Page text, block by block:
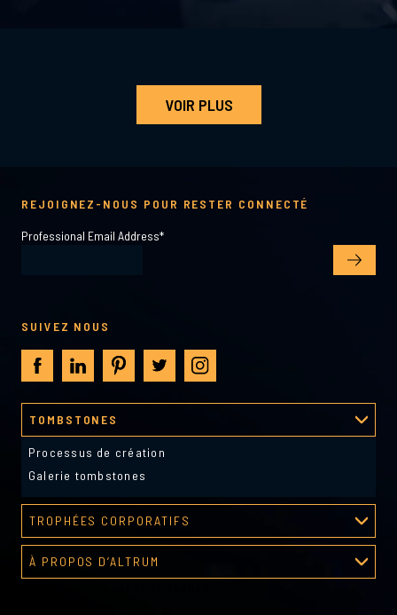
VOIR PLUS
TOMBSTONES
Processus de création
Galerie tombstones
TROPHÉES CORPORATIFS
Galerie de récompenses
À PROPOS D’ALTRUM
REJOIGNEZ-NOUS POUR RESTER CONNECTÉ
Professional Email Address*
SUIVEZ NOUS